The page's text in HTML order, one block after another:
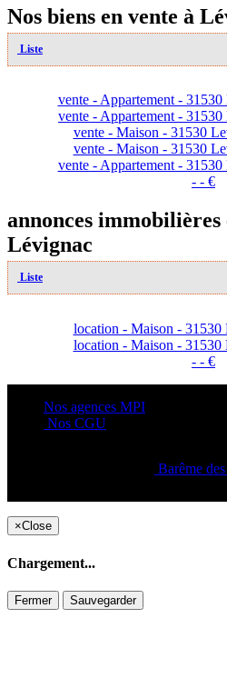
Nos biens en vente à
Liste
vente - Appartement -
vente - Appartement -
vente - Maison - 31530
vente - Maison - 31530
vente - Appartement -
- - €
annonces
Lévignac
Liste
location - Maison - 31530
location - Maison - 31530
- - €
Nos agences MPI
Nos CGU
Barême
×Close
Chargement...
Fermer Sauvegarder